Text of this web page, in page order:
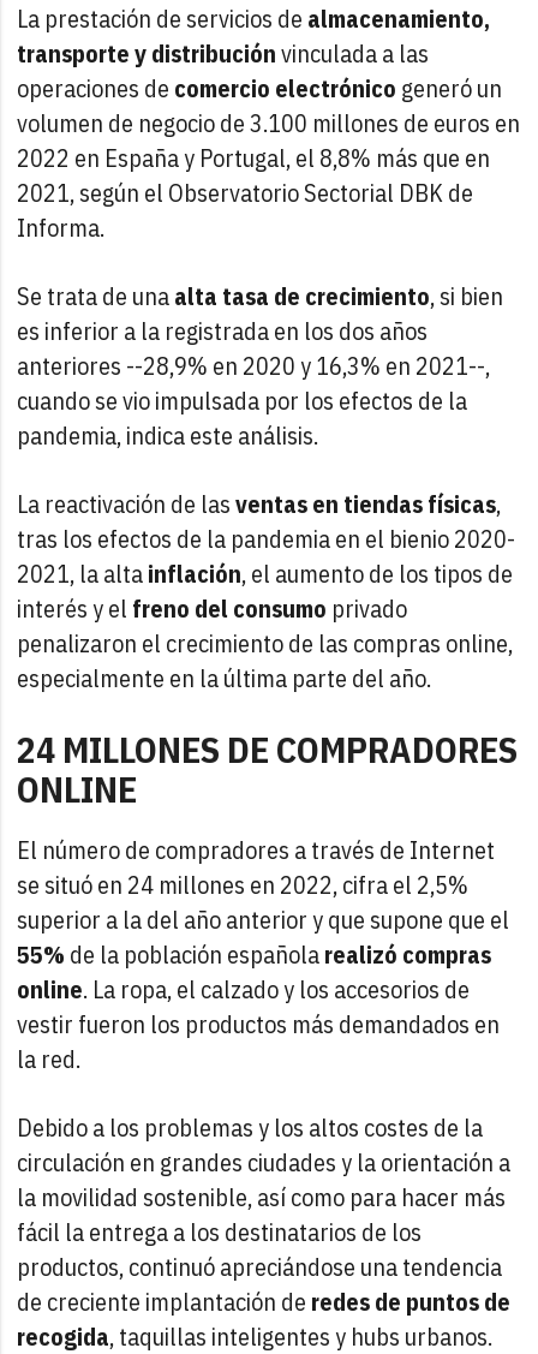
La prestación de servicios de almacenamiento,
transporte y distribuciónvinculada a las
operaciones de comercio electrónico generó un
volumen de negocio de 3.100 millones de euros en
2022 en España y Portugal, el 8,8% más que en
2021, según el Observatorio Sectorial DBK de
Informa.
Se trata de unaalta tasa de crecimiento, si bien
es inferior a la registrada en los dos años
anteriores --28,9% en 2020 y 16,3% en 2021--,
cuando se vio impulsada por los efectos de la
pandemia, indica este análisis.
La reactivación de lasventas en tiendas físicas,
tras los efectos de la pandemia en el bienio 2020-
2021, la altainflación, el aumento de los tipos de
interés y el freno del consumo privado
penalizaron el crecimiento de las compras online,
especialmente en la última parte del año.
24 MILLONES DE COMPRADORES
ONLINE
El número de compradores a través de Internet
se situó en 24 millones en 2022, cifra el 2,5%
superior a la del año anterior y que supone que el
55% de la población españolarealizó compras
online. La ropa, el calzado y los accesorios de
vestir fueron los productos más demandados en
la red.
Debido a los problemas y los altos costes de la
circulación en grandes ciudades y la orientación a
la movilidad sostenible, así como para hacer más
fácil la entrega a los destinatarios de los
productos, continuó apreciándose una tendencia
de creciente implantación de redes de puntos de
recogida, taquillas inteligentes y hubs urbanos.